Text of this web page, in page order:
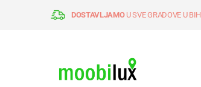
DOSTAVLJAMOU SVE GRADOVE U BIH